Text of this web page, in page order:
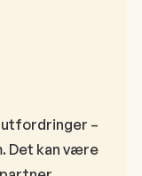
utfordringer –
Det kan være